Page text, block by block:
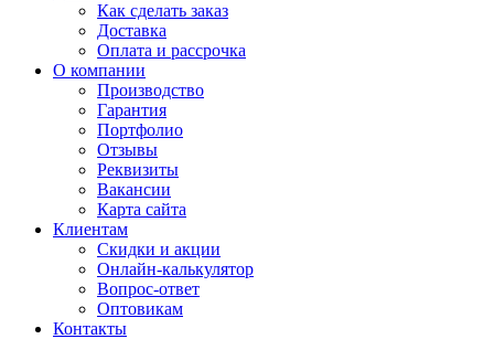
Как сделать заказ
Доставка
Оплата и рассрочка
О компании
Производство
Гарантия
Портфолио
Отзывы
Реквизиты
Вакансии
Карта сайта
Клиентам
Скидки и акции
Онлайн-калькулятор
Вопрос-ответ
Оптовикам
Контакты